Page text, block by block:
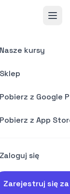
Nasze kursy
Sklep
Pobierz z Google
Pobierz z App
Zaloguj się
Zarejestruj się
nie istnieje.
ponownie.